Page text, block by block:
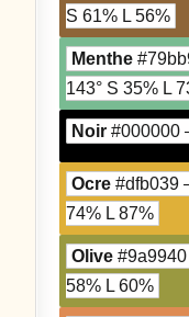
S 61% L 56%
Menthe
143° S 35% L
Noir #000000
Ocre #dfb039
74% L 87%
Olive
58% L 60%